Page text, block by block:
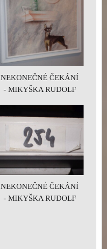
NEKONEČNÉ ČEKÁNÍ
- MIKYŠKA RUDOLF
NEKONEČNÉ ČEKÁNÍ
- MIKYŠKA RUDOLF